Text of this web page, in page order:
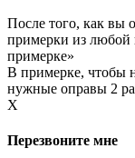
После того, как вы
примерки из любой
примерке»
В примерке, чтобы
нужные оправы 2
X
Перезвоните мне